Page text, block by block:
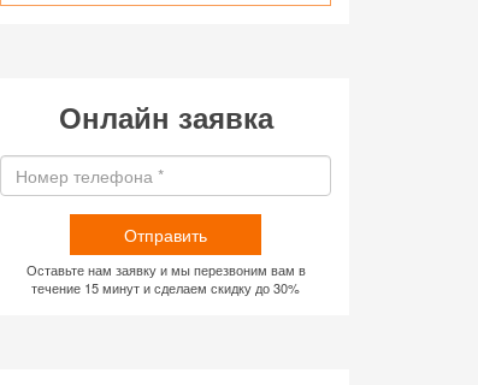
Онлайн заявка
Отправить
Оставьте нам заявку и мы перезвоним вам в
течение 15 минут и сделаем скидку до 30%